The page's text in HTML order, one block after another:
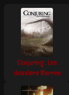
Conjuring : Les
dossiers Warren